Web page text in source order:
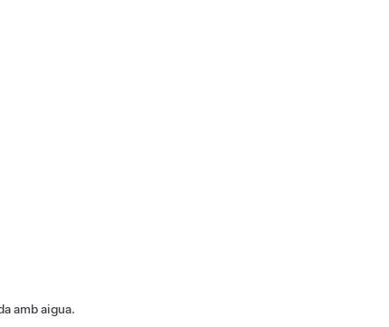
amb aigua.